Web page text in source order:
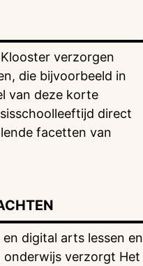
verzorgen
die bijvoorbeeld in
van deze korte
direct
facetten van
digital arts lessen en
verzorgt Het